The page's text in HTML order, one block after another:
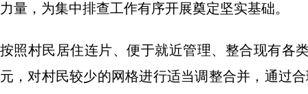
力量，为集中排查工作有序开展奠定坚实基础。
按照村民居住连片、便于就近管理、整合现有各
元，对村民较少的网格进行适当调整合并，通过